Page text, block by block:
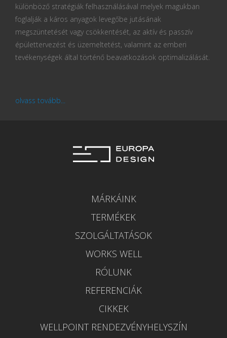
különböző stratégiák felhasználásával melyek magukban
foglalják a káros anyagok levegőbe jutásának
megszüntetését vagy csökkentését, az aktív és passzív
épülettervezést és üzemeltetést, valamint az emberi
tevékenységek által történő beavatkozások optimalizálását.
olvass tovább...
MÁRKÁINK
TERMÉKEK
SZOLGÁLTATÁSOK
WORKS WELL
RÓLUNK
REFERENCIÁK
CIKKEK
WELLPOINT RENDEZVÉNYHELYSZÍN